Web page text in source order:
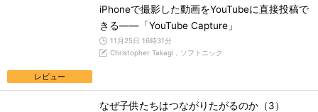
レビュー
iPhoneで撮影した動画をYouTubeに直接投稿で
きる――「YouTube Capture」
11月25日 16時31分
Christopher Takagi，ソフトニック
なぜ子供たちはつながりたがるのか（3）